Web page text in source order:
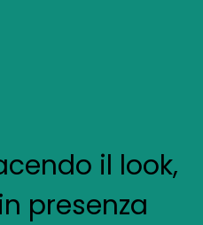
il look,
presenza